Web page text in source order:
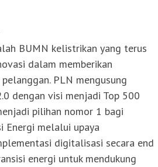
BUMN kelistrikan yang terus
dalam memberikan
PLN mengusung
dengan visi menjadi Top 500
pilihan nomor 1 bagi
Energi melalui upaya
digitalisasi secara end
energi untuk mendukung